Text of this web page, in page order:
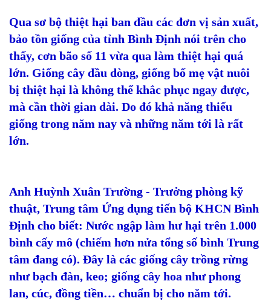
Qua sơ bộ thiệt hại ban đầu các đơn vị sản xuất,
bảo tồn giống của tỉnh Bình Định nói trên cho
thấy, cơn bão số 11 vừa qua làm thiệt hại quá
lớn. Giống cây đầu dòng, giống bố mẹ vật nuôi
bị thiệt hại là không thể khắc phục ngay được,
mà cần thời gian dài. Do đó khả năng thiếu
giống trong năm nay và những năm tới là rất
lớn.
Anh Huỳnh Xuân Trường - Trưởng phòng kỹ
thuật, Trung tâm Ứng dụng tiến bộ KHCN Bình
Định cho biết: Nước ngập làm hư hại trên 1.000
bình cấy mô (chiếm hơn nửa tổng số bình Trung
tâm đang có). Đây là các giống cây trồng rừng
như bạch đàn, keo; giống cây hoa như phong
lan, cúc, đồng tiền… chuẩn bị cho năm tới.